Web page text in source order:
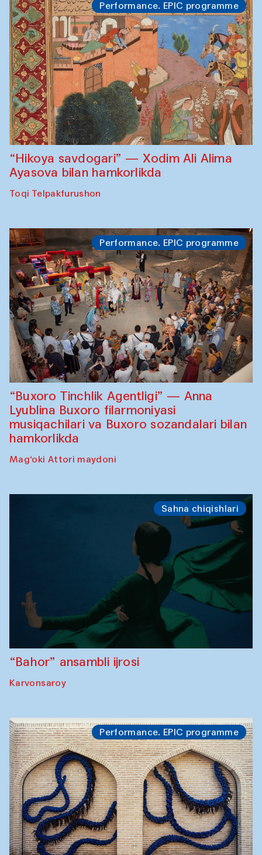
Performance. EPIC programme
“Hikoya savdogari” — Xodim Ali Alima
Ayasova bilan hamkorlikda
Toqi Telpakfurushon
Performance. EPIC programme
“Buxoro Tinchlik Agentligi” — Anna
Lyublina Buxoro filarmoniyasi
musiqachilari va Buxoro sozandalari bilan
hamkorlikda
Mag‘oki Attori maydoni
Sahna chiqishlari
“Bahor” ansambli ijrosi
Karvonsaroy
Performance. EPIC programme